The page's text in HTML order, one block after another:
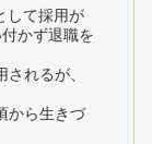
して採用が
かず退職を
れるが、
から生きづ